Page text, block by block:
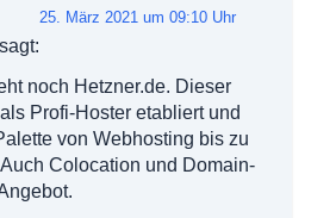
sagt:
25. März 2021 um 09:10 Uhr
noch Hetzner.de. Dieser
Profi-Hoster etabliert und
von Webhosting bis zu
Colocation und Domain-